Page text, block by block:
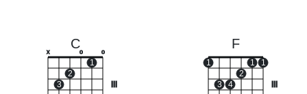
C
x
3
2
o
1
o
F
1
3 4
2
1 1